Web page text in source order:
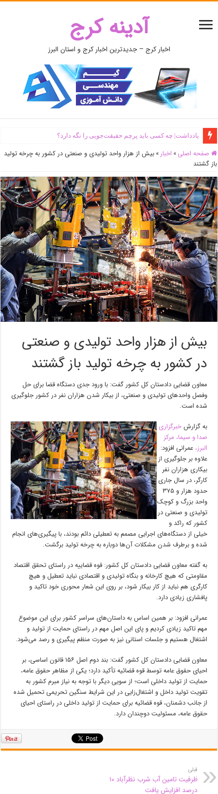
آدینه کرج
اخبار کرج – جدیدترین اخبار کرج و استان البرز
یادداشت| ‌چه کسی باید پرچم حقیقت‌جویی را نگه دارد؟
صفحه اصلی » اخبار » بیش از هزار واحد تولیدی و صنعتی در کشور به چرخه تولید
باز گشتند
بیش از هزار واحد تولیدی و صنعتی
در کشور به چرخه تولید باز گشتند
معاون قضایی دادستان کل کشور گفت: با ورود جدی دستگاه قضا برای حل
وفصل واحد‌های تولیدی و صنعتی، از بیکار شدن هزاران نفر در کشور جلوگیری
شده است.
به گزارشخبرگزاری
صدا و سیما، مرکز
البرز، عمرانی افزود:
علاوه بر جلوگیری از
بیکاری هزاران نفر
کارگر، در سال جاری
حدود هزار و ۳۷۵
واحد بزرگ و کوچک
تولیدی و صنعتی در
کشور که راکد و
خیلی از دستگاه‌های اجرایی مصمم به تعطیلی دائم بودند، با پیگیری‌های انجام
شده و برطرف شدن مشکلات آن‌ها دوباره به چرخه تولید برگشت.
به گفته معاون قضایی دادستان کل کشور: قوه قضاییه در راستای تحقق اقتصاد
مقاومتی که هیچ کارخانه و بنگاه تولیدی و اقتصادی نباید تعطیل و هیچ
کارگری هم نباید از کار بیکار شود، بر روی این شعار محوری خود تاکید و
پافشاری زیادی دارد.
عمرانی افزود: بر همین اساس به داستان‌های سراسر کشور برای این موضوع
مهم تاکید زیادی کردیم و پای این اصل مهم در راستای حمایت از تولید و
اشتغال هستیم و جلسات استانی نیز به صورت منظم پیگیری و رصد می‌شود.
معاون قضایی دادستان کل کشور گفت: بند دوم اصل ۱۵۶ قانون اساسی، بر
احیای حقوق عامه توسط قوه قضائیه تأکید دارد؛ یکی از مظاهر حقوق عامه،
حمایت از تولید داخلی است؛ از سویی دیگر با توجه به نیاز مبرم کشور به
تقویت تولید داخل و اشتغال‌زایی در این شرایط سنگین تحریمی تحمیل شده
از جانب دشمنان، قوه قضائیه برای حمایت از تولید داخلی در راستای احیای
حقوق عامه، مسئولیت دوچندان دارد.
قبلی
ظرفیت تامین آب شرب نظرآباد ۱۰
درصد افزایش یافت